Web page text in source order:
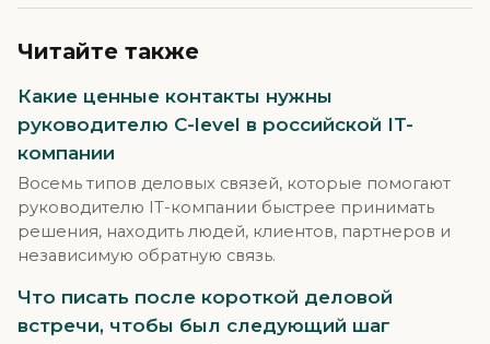
Читайте также
Какие ценные контакты нужны
руководителю C-level в российской IT-
компании
Восемь типов деловых связей, которые помогают
руководителю IT-компании быстрее принимать
решения, находить людей, клиентов, партнеров и
независимую обратную связь.
Что писать после короткой деловой
встречи, чтобы был следующий шаг